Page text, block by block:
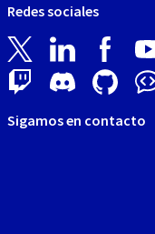
Redes sociales
Sigamos en contacto